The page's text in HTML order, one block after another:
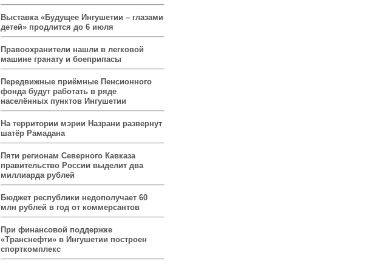
Выставка «Будущее Ингушетии – глазами
детей» продлится до 6 июля
Правоохранители нашли в легковой
машине гранату и боеприпасы
Передвижные приёмные Пенсионного
фонда будут работать в ряде
населённых пунктов Ингушетии
На территории мэрии Назрани развернут
шатёр Рамадана
Пяти регионам Северного Кавказа
правительство России выделит два
миллиарда рублей
Бюджет республики недополучает 60
млн рублей в год от коммерсантов
При финансовой поддержке
«Транснефти» в Ингушетии построен
спорткомплекс